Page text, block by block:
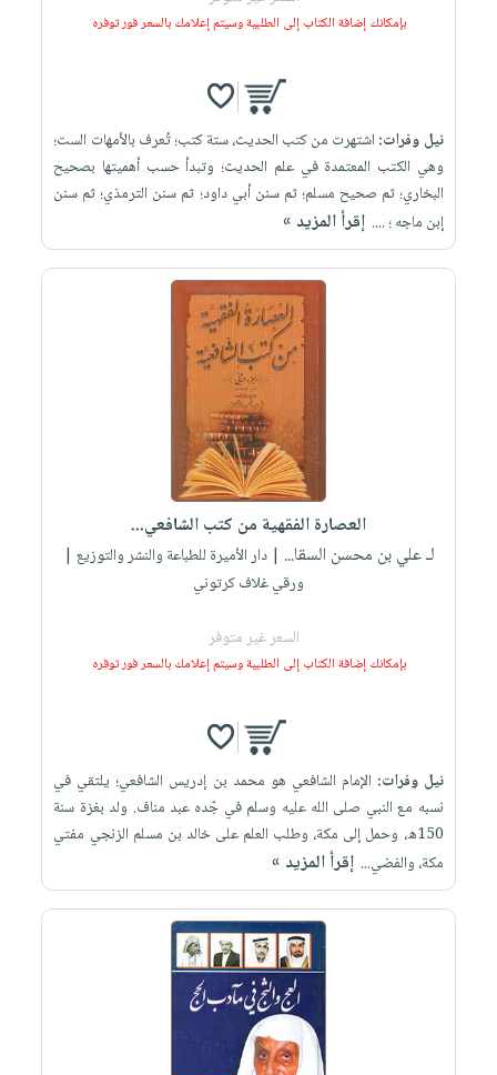
بإمكانك إضافة الكتاب إلى الطلبية وسيتم إعلامك بالسعر فور توفره
نيل وفرات: اشتهرت من كتب الحديث، ستة كتب؛ تُعرف بالأمهات الست؛
وهي الكتب المعتمدة في علم الحديث؛ وتبدأ حسب أهميتها بصحيح
البخاري؛ ثم صحيح مسلم؛ ثم سنن أبي داود؛ ثم سنن الترمذي؛ ثم سنن
إبن ماجه ؛ .... إقرأ المزيد »
العصارة الفقهية من كتب الشافعي...
لـ علي بن محسن السقا... | دار الأميرة للطباعة والنشر والتوزيع |
ورقي غلاف كرتوني
السعر غير متوفر
بإمكانك إضافة الكتاب إلى الطلبية وسيتم إعلامك بالسعر فور توفره
نيل وفرات: الإمام الشافعي هو محمد بن إدريس الشافعي؛ يلتقي في
نسبه مع النبي صلى الله عليه وسلم في جّده عبد مناف. ولد بغزة سنة
150ه، وحمل إلى مكة، وطلب العلم على خالد بن مسلم الزنجي مفتي
مكة، والفضي... إقرأ المزيد »